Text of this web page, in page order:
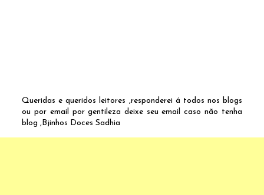
Queridas e queridos leitores ,responderei á todos nos blogs
ou por email por gentileza deixe seu email caso não tenha
blog ,Bjinhos Doces Sadhia